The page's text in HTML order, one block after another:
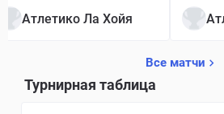
Атлетико Ла Хойя
Все матчи
Турнирная таблица